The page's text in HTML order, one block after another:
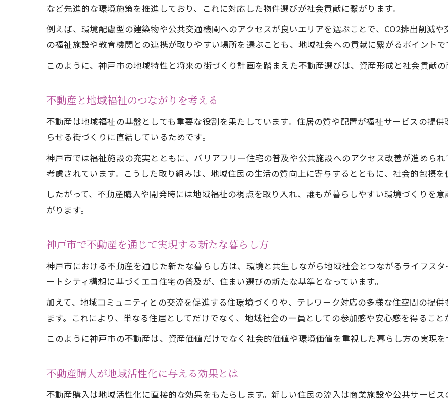
環境未来都市を見据えた不動産選びの基準
水素スマートシティ推進と不動産の融合とは
脱炭素社会を実現する住宅選びのポイント
不動産が担う神戸市の環境貢献とは何か
不動産所有者ができる地域社会への関わり方
コミュニティ活性化に貢献する不動産活用法
地域住民と連携した不動産による社会貢献
不動産を起点に広がる地域支援の形とは
神戸市の不動産がもたらす長期的な価値とは
社会貢献意識が高い人に選ばれる不動産とは
不動産投資で地域と共に成長する方法を解説
など先進的な環境施策を推進しており、これに対応した物件選びが社会貢献に繋がります。
例えば、環境配慮型の建築物や公共交通機関へのアクセスが良いエリアを選ぶことで、CO2排出削減
の福祉施設や教育機関との連携が取りやすい場所を選ぶことも、地域社会への貢献に繋がるポイントで
このように、神戸市の地域特性と将来の街づくり計画を踏まえた不動産選びは、資産形成と社会貢献の
不動産と地域福祉のつながりを考える
不動産は地域福祉の基盤としても重要な役割を果たしています。住居の質や配置が福祉サービスの提
らせる街づくりに直結しているためです。
神戸市では福祉施設の充実とともに、バリアフリー住宅の普及や公共施設へのアクセス改善が進めら
考慮されています。こうした取り組みは、地域住民の生活の質向上に寄与するとともに、社会的包摂を
したがって、不動産購入や開発時には地域福祉の視点を取り入れ、誰もが暮らしやすい環境づくりを
がります。
神戸市で不動産を通じて実現する新たな暮らし方
神戸市における不動産を通じた新たな暮らし方は、環境と共生しながら地域社会とつながるライフス
ートシティ構想に基づくエコ住宅の普及が、住まい選びの新たな基準となっています。
加えて、地域コミュニティとの交流を促進する住環境づくりや、テレワーク対応の多様な住空間の提
ます。これにより、単なる住居としてだけでなく、地域社会の一員としての参加感や安心感を得ること
このように神戸市の不動産は、資産価値だけでなく社会的価値や環境価値を重視した暮らし方の実現を
不動産購入が地域活性化に与える効果とは
不動産購入は地域活性化に直接的な効果をもたらします。新しい住民の流入は商業施設や公共サービ
お問い合わせはこちら
お問い合わせはこちら